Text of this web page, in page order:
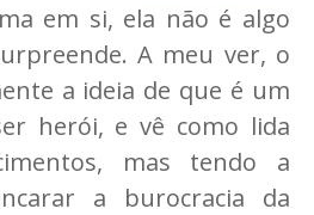
em si, ela não é algo
A meu ver, o
a ideia de que é um
herói, e vê como lida
mas tendo a
a burocracia da